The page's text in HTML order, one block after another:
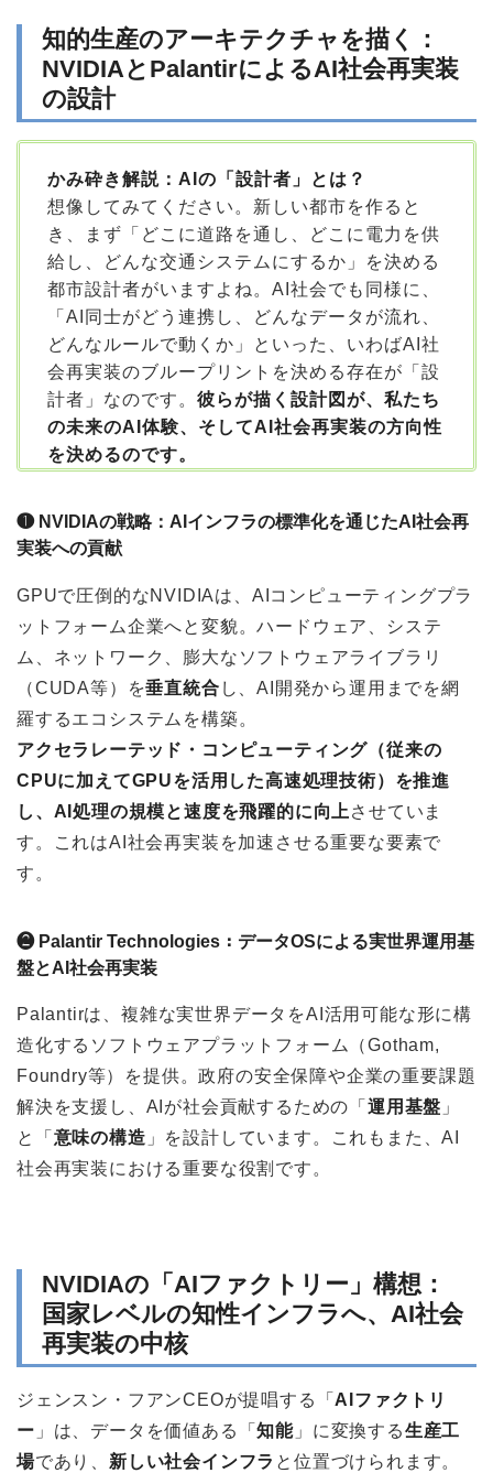
知的生産のアーキテクチャを描く：
NVIDIAとPalantirによるAI社会再実装
の設計
かみ砕き解説：AIの「設計者」とは？
想像してみてください。新しい都市を作ると
き、まず「どこに道路を通し、どこに電力を供
給し、どんな交通システムにするか」を決める
都市設計者がいますよね。AI社会でも同様に、
「AI同士がどう連携し、どんなデータが流れ、
どんなルールで動くか」といった、いわばAI社
会再実装のブループリントを決める存在が「設
計者」なのです。 彼らが描く設計図が、私たち
の未来のAI体験、そしてAI社会再実装の方向性
を決めるのです。
❶ NVIDIAの戦略：AIインフラの標準化を通じたAI社会再
実装への貢献
GPUで圧倒的なNVIDIAは、AIコンピューティングプラ
ットフォーム企業へと変貌。ハードウェア、システ
ム、ネットワーク、膨大なソフトウェアライブラリ
（CUDA等）を垂直統合 し、AI開発から運用までを網
羅するエコシステムを構築。
アクセラレーテッド・コンピューティング（従来の
CPUに加えてGPUを活用した高速処理技術）を推進
し、AI処理の規模と速度を飛躍的に向上 させていま
す。これはAI社会再実装を加速させる重要な要素で
す。
❷ Palantir Technologies：データOSによる実世界運用基
盤とAI社会再実装
Palantirは、複雑な実世界データをAI活用可能な形に構
造化するソフトウェアプラットフォーム（Gotham,
Foundry等）を提供。政府の安全保障や企業の重要課題
解決を支援し、AIが社会貢献するための「 運用基盤 」
と「 意味の構造 」を設計しています。これもまた、AI
社会再実装における重要な役割です。
NVIDIAの「AIファクトリー」構想：
国家レベルの知性インフラへ、AI社会
再実装の中核
ジェンスン・フアンCEOが提唱する「 AIファクトリ
ー 」は、データを価値ある「知能 」に変換する生産工
場であり、 新しい社会インフラ と位置づけられます。